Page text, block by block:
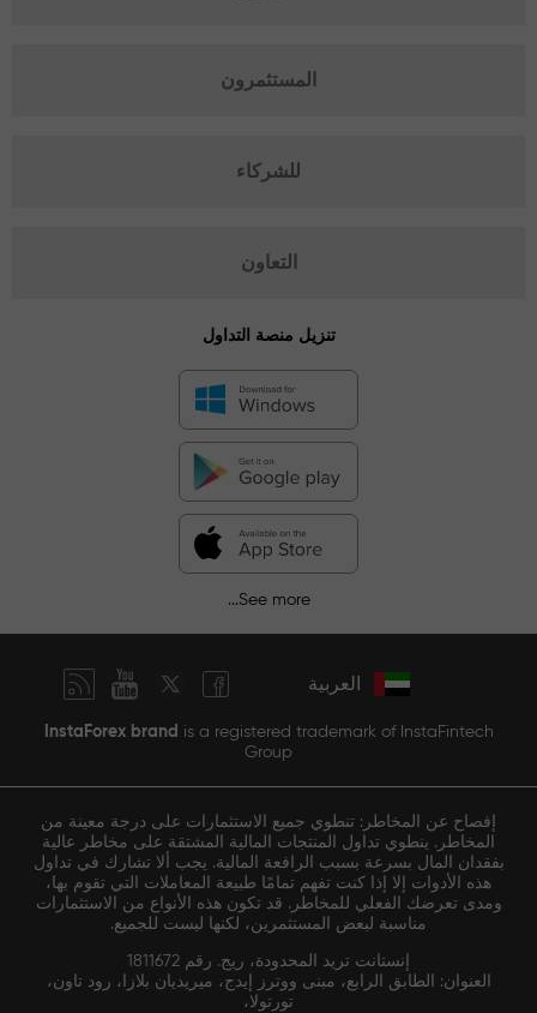
المستثمرون
للشركاء
التعاون
تنزيل منصة التداول
See more...
العربية
InstaForex brand is a registered trademark of InstaFintech
Group
إفصاح عن المخاطر: تنطوي جميع الاستثمارات على درجة معينة من
المخاطر. ينطوي تداول المنتجات المالية المشتقة على مخاطر عالية
بفقدان المال بسرعة بسبب الرافعة المالية. يجب ألا تشارك في تداول
هذه الأدوات إلا إذا كنت تفهم تمامًا طبيعة المعاملات التي تقوم بها،
ومدى تعرضك الفعلي للمخاطر. قد تكون هذه الأنواع من الاستثمارات
مناسبة لبعض المستثمرين، لكنها ليست للجميع.
إنستانت تريد المحدودة، ريج. رقم 1811672
العنوان: الطابق الرابع، مبنى ووترز إيدج، ميريديان بلازا، رود تاون،
تورتولا،